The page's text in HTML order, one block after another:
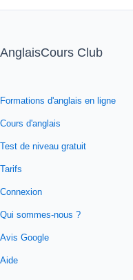
AnglaisCours Club
Formations d'anglais en ligne
Cours d'anglais
Test de niveau gratuit
Tarifs
Connexion
Qui sommes-nous ?
Avis Google
Aide